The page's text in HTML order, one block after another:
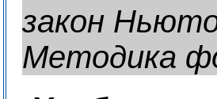
закон
Методика